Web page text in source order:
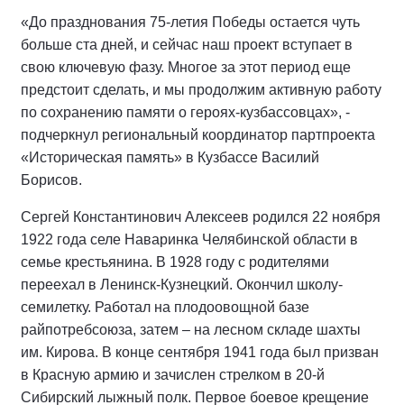
«До празднования 75-летия Победы остается чуть
больше ста дней, и сейчас наш проект вступает в
свою ключевую фазу. Многое за этот период еще
предстоит сделать, и мы продолжим активную работу
по сохранению памяти о героях-кузбассовцах», -
подчеркнул региональный координатор партпроекта
«Историческая память» в Кузбассе Василий
Борисов.
Сергей Константинович Алексеев родился 22 ноября
1922 года селе Наваринка Челябинской области в
семье крестьянина. В 1928 году с родителями
переехал в Ленинск-Кузнецкий. Окончил школу-
семилетку. Работал на плодоовощной базе
райпотребсоюза, затем – на лесном складе шахты
им. Кирова. В конце сентября 1941 года был призван
в Красную армию и зачислен стрелком в 20-й
Сибирский лыжный полк. Первое боевое крещение